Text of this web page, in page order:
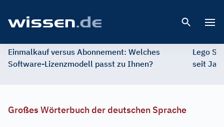
Einmalkauf versus Abonnement: Welches
Software-Lizenzmodell passt zu Ihnen?
Lego
seit
Großes Wörterbuch der deutschen Sprache